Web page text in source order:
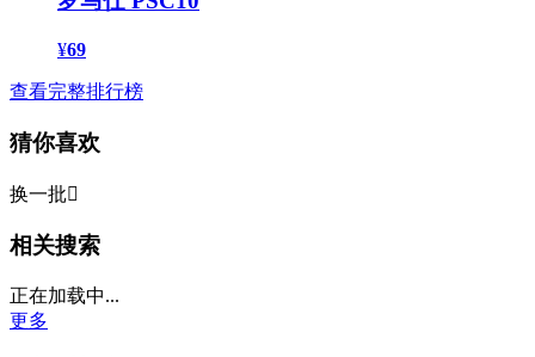
¥69
查看完整排行榜
猜你喜欢
换一批
相关搜索
正在加载中...
更多